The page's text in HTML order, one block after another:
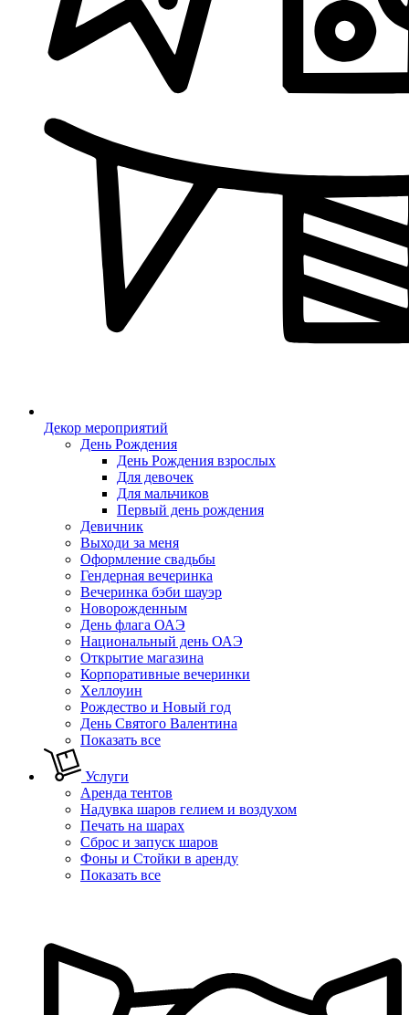
Декор мероприятий
День Рождения
День Рождения взрослых
Для девочек
Для мальчиков
Первый день рождения
Девичник
Выходи за меня
Оформление свадьбы
Гендерная вечеринка
Вечеринка бэби шауэр
Новорожденным
День флага ОАЭ
Национальный день ОАЭ
Открытие магазина
Корпоративные вечеринки
Хеллоуин
Рождество и Новый год
День Святого Валентина
Показать все
Услуги
Аренда тентов
Надувка шаров гелием и воздухом
Печать на шарах
Сброс и запуск шаров
Фоны и Стойки в аренду
Показать все